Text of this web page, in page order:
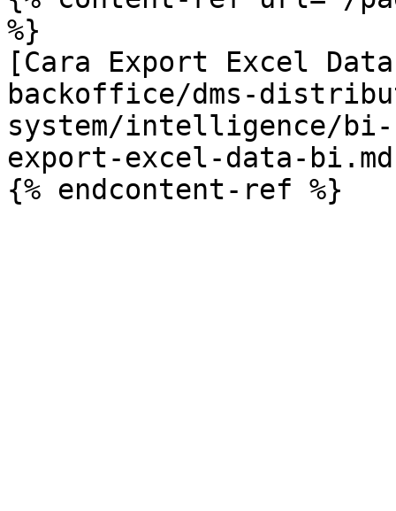
%}
[Cara Export Excel
backoffice/dms-
system/intelligence/
export-excel-data-